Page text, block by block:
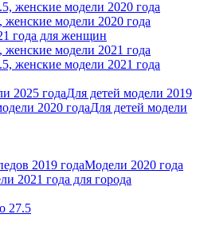
женские модели 2020 года
женские модели 2020 года
года для женщин
женские модели 2021 года
женские модели 2021 года
2025 годаДля детей модели 2019
2020 годаДля детей модели
2019 годаМодели 2020 года
2021 года для города
27.5